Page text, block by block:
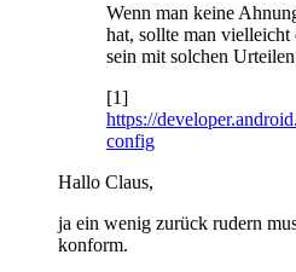
Wenn man keine
hat, sollte man vielleicht
sein mit solchen
[1]
https://
config
Hallo Claus,
ja ein wenig zurück rudern
konform.